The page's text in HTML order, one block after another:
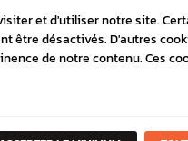
et d'utiliser notre site.
être désactivés. D'autres
de notre contenu. Ces